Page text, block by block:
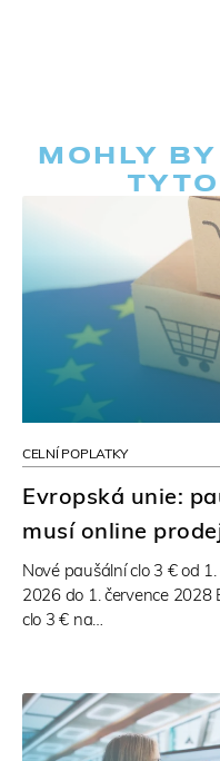
MOHLY
CELNÍ POPLATKY
Evropská unie:
musí online
Nové paušální clo 3 € od
2026 do 1. července 2028
clo 3 € na…